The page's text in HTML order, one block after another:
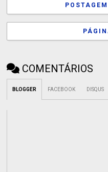
COMENTÁRIOS
BLOGGER FACEBOOK DISQUS